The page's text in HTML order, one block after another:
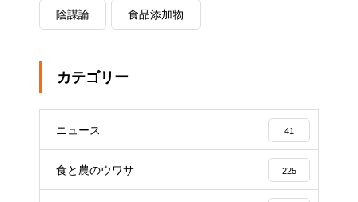
陰謀論 食品添加物
カテゴリー
ニュース 41
食と農のウワサ 225